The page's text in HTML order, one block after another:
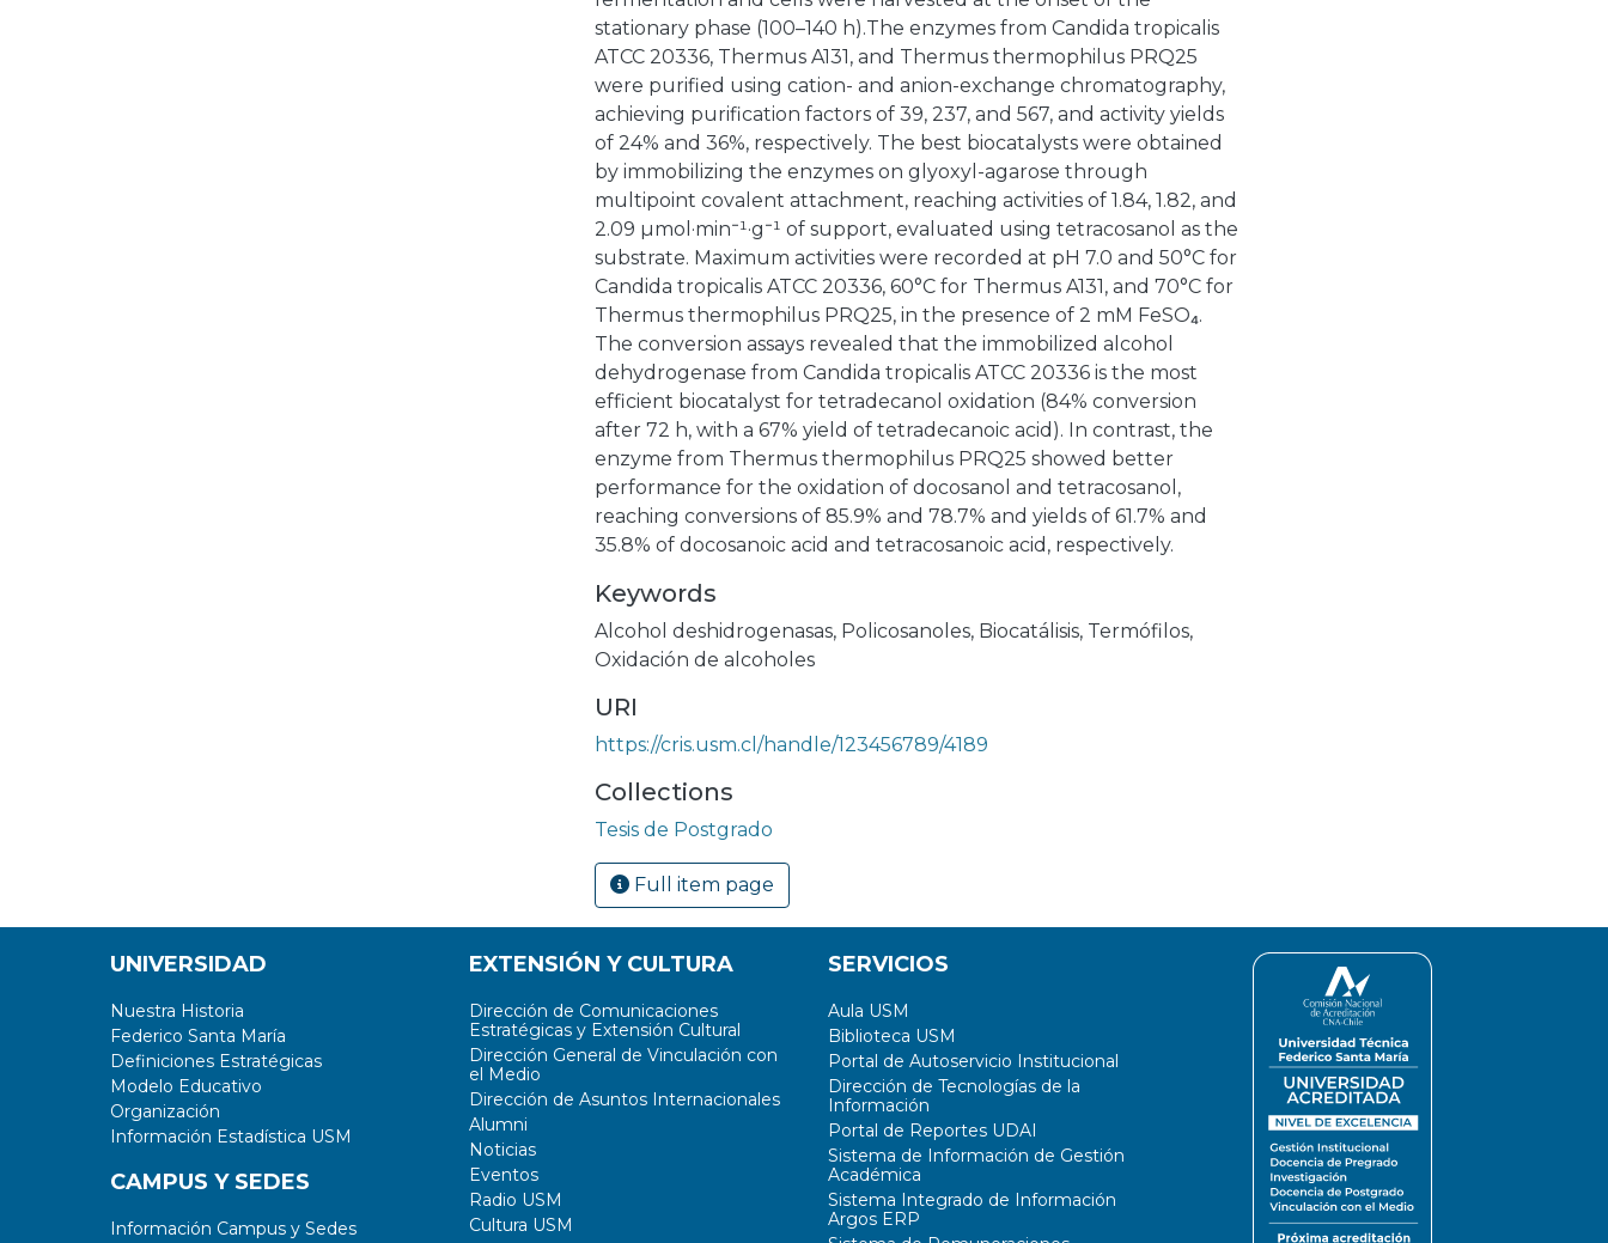
stationary phase (100–140 h).The enzymes from Candida tropicalis
ATCC 20336, Thermus A131, and Thermus thermophilus PRQ25
were purified using cation- and anion-exchange chromatography,
achieving purification factors of 39, 237, and 567, and activity yields
of 24% and 36%, respectively. The best biocatalysts were obtained
by immobilizing the enzymes on glyoxyl-agarose through
multipoint covalent attachment, reaching activities of 1.84, 1.82, and
2.09 µmol·min⁻¹·g⁻¹ of support, evaluated using tetracosanol as the
substrate. Maximum activities were recorded at pH 7.0 and 50°C for
Candida tropicalis ATCC 20336, 60°C for Thermus A131, and 70°C for
Thermus thermophilus PRQ25, in the presence of 2 mM FeSO₄.
The conversion assays revealed that the immobilized alcohol
dehydrogenase from Candida tropicalis ATCC 20336 is the most
efficient biocatalyst for tetradecanol oxidation (84% conversion
after 72 h, with a 67% yield of tetradecanoic acid). In contrast, the
enzyme from Thermus thermophilus PRQ25 showed better
performance for the oxidation of docosanol and tetracosanol,
reaching conversions of 85.9% and 78.7% and yields of 61.7% and
35.8% of docosanoic acid and tetracosanoic acid, respectively.
Keywords
Alcohol deshidrogenasas, Policosanoles, Biocatálisis, Termófilos,
Oxidación de alcoholes
URI
https://cris.usm.cl/handle/123456789/4189
Collections
Tesis de Postgrado
Full item page
UNIVERSIDAD
Nuestra Historia
Federico Santa María
Definiciones Estratégicas
Modelo Educativo
Organización
Información Estadística USM
CAMPUS Y SEDES
Información Campus y Sedes
EXTENSIÓN Y CULTURA
Dirección de Comunicaciones
Estratégicas y Extensión Cultural
Dirección General de Vinculación con
el Medio
Dirección de Asuntos Internacionales
Alumni
Noticias
Eventos
Radio USM
Cultura USM
SERVICIOS
Aula USM
Biblioteca USM
Portal de Autoservicio Institucional
Dirección de Tecnologías de la
Información
Portal de Reportes UDAI
Sistema de Información de Gestión
Académica
Sistema Integrado de Información
Argos ERP